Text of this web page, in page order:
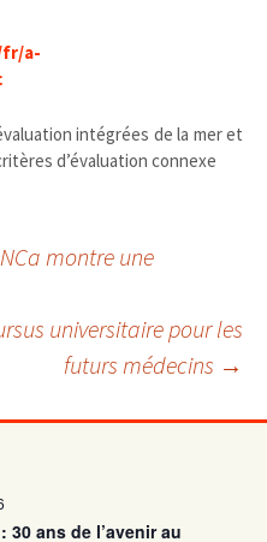
fr/a-
intégrées de la mer et
d’évaluation connexe
montre une
universitaire pour les
futurs médecins →
30 ans de l’avenir au